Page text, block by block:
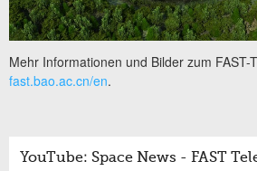
Mehr Informationen und Bilder zum FAST-
fast.bao.ac.cn/en.
YouTube: Space News - FAST